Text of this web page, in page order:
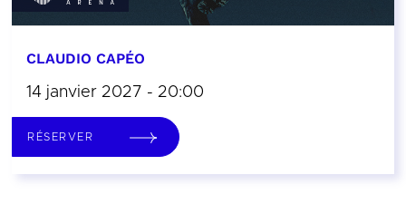
CLAUDIO CAPÉO
14 janvier 2027 - 20:00
RÉSERVER